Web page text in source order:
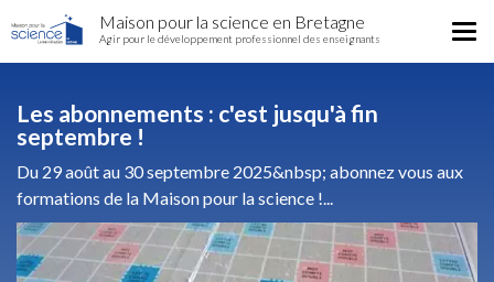
Région
au
Maison pour la science en Bretagne
Agir pour le développement professionnel des enseignants
Les abonnements : c'est jusqu'à fin
septembre !
Du 29 août au 30 septembre 2025&nbsp; abonnez vous aux
formations de la Maison pour la science !...